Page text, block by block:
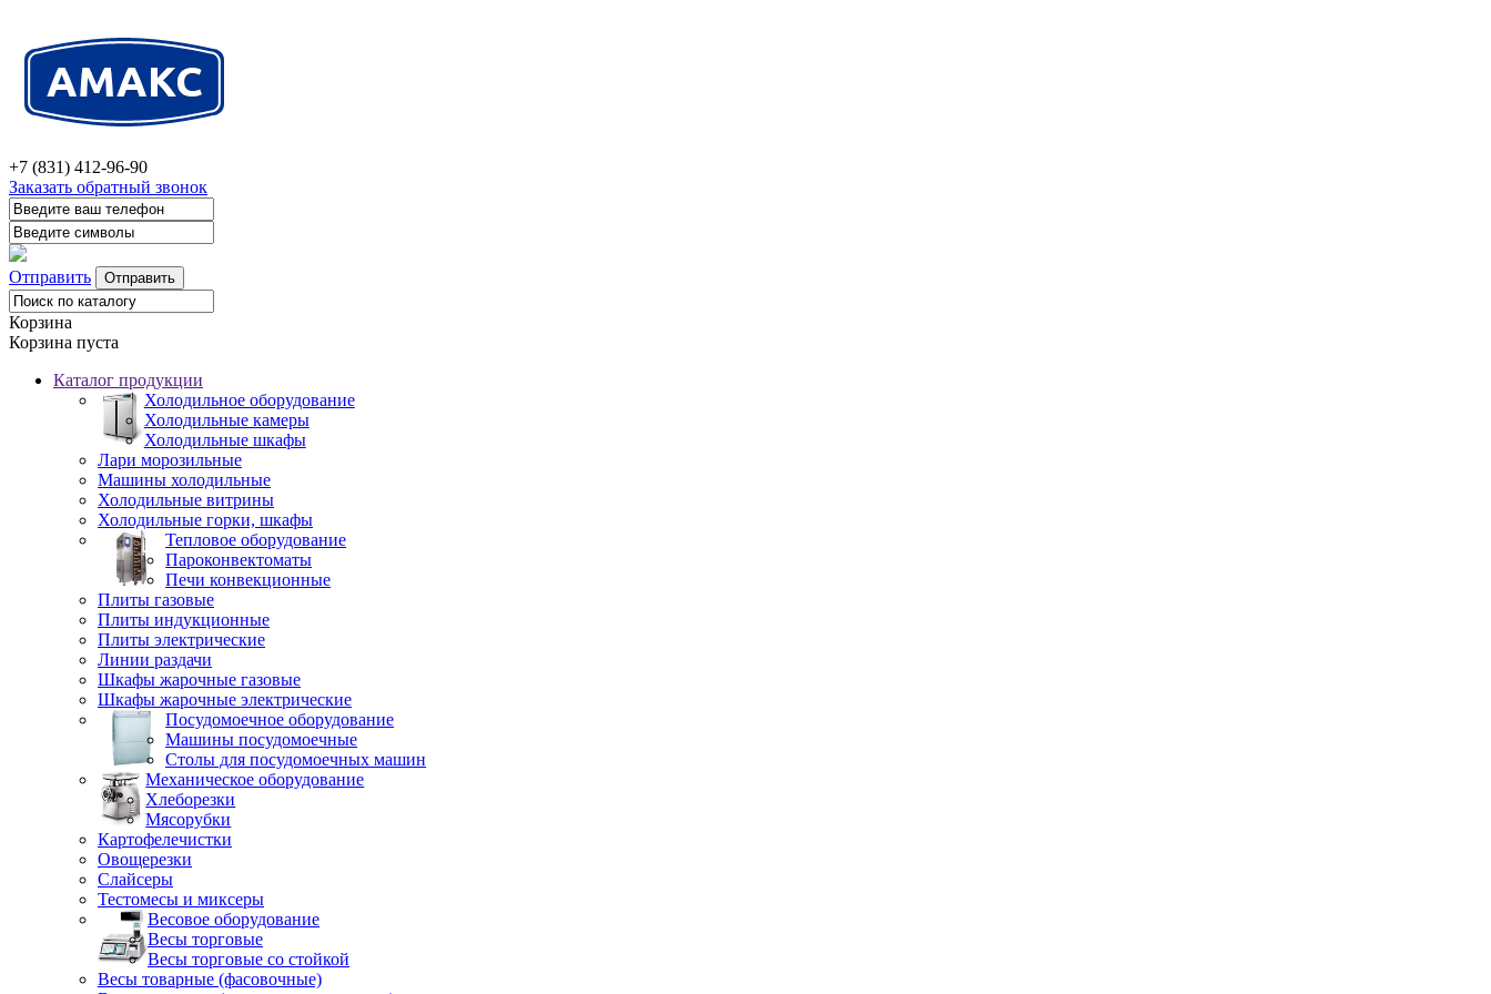
+7 (831) 412-96-90
Заказать обратный звонок
Отправить
Корзина
Корзина пуста
Каталог продукции
Холодильное оборудование
Холодильные камеры
Холодильные шкафы
Лари морозильные
Машины холодильные
Холодильные витрины
Холодильные горки, шкафы
Тепловое оборудование
Пароконвектоматы
Печи конвекционные
Плиты газовые
Плиты индукционные
Плиты электрические
Линии раздачи
Шкафы жарочные газовые
Шкафы жарочные электрические
Посудомоечное оборудование
Машины посудомоечные
Столы для посудомоечных машин
Механическое оборудование
Хлеборезки
Мясорубки
Картофелечистки
Овощерезки
Слайсеры
Тестомесы и миксеры
Весовое оборудование
Весы торговые
Весы торговые со стойкой
Весы товарные (фасовочные)